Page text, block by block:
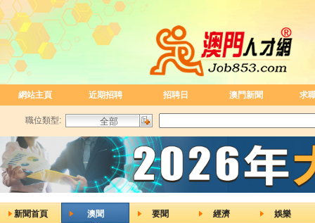
網站主頁 近期招聘 招聘日 澳門新聞 求
職位類型:
新聞首頁 澳聞 要聞 經濟 娛樂